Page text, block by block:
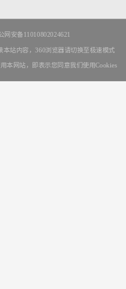
网安备11010802024621
本站内容，360浏览器请切换至极速模式
本网站，即表示您同意我们使用Cookies